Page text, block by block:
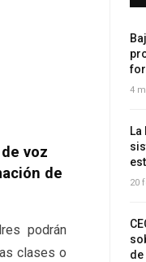
voz
de
podrán
clases o
4
20
de